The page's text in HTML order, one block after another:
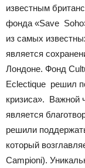
известным
фонда «Save
из самых
является
Лондоне. Фонд
Eclectique решил
кризиса». Важной
является
решили
который
Campioni).